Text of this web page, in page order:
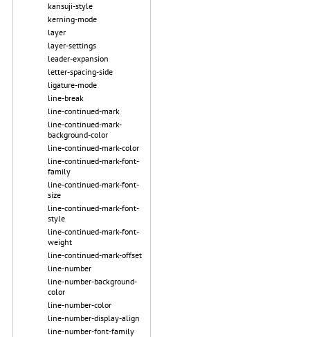
kansuji-style
kerning-mode
layer
layer-settings
leader-expansion
letter-spacing-side
ligature-mode
line-break
line-continued-mark
line-continued-mark-
background-color
line-continued-mark-color
line-continued-mark-font-
family
line-continued-mark-font-
size
line-continued-mark-font-
style
line-continued-mark-font-
weight
line-continued-mark-offset
line-number
line-number-background-
color
line-number-color
line-number-display-align
line-number-font-family